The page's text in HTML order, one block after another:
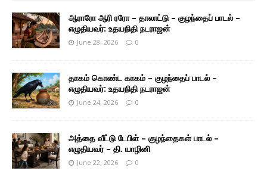
ஆராரோ ஆரி ரரோ – தாலாட்டு – குழந்தைப் பாடல் –
எழுதியவர்: உதயநிதி நடராஜன்
June 28, 2026 0
தாகம் கொண்ட காகம் – குழந்தைப் பாடல் –
எழுதியவர்: உதயநிதி நடராஜன்
June 24, 2026 0
அத்தை வீட்டு டேபிள் – குழந்தைகள் பாடல் –
எழுதியவர் – தி. யாழினி
June 22, 2026 0